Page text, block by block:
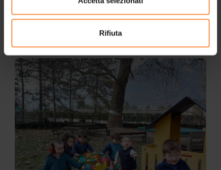
Rifiuta
un gesto semplice che fa crescere le persone